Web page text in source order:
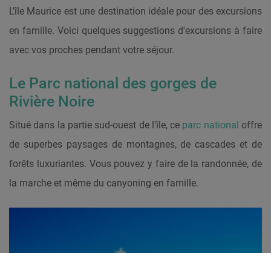
L'île Maurice est une destination idéale pour des excursions
en famille. Voici quelques suggestions d'excursions à faire
avec vos proches pendant votre séjour.
Le Parc national des gorges de
Rivière Noire
Situé dans la partie sud-ouest de l'île, ce parc national offre
de superbes paysages de montagnes, de cascades et de
forêts luxuriantes. Vous pouvez y faire de la randonnée, de
la marche et même du canyoning en famille.